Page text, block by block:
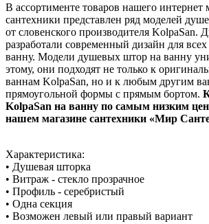
В ассортименте товаров нашего интернет
сантехники представлен ряд моделей
от словенского производителя KolpaSan.
разработали современный дизайн для
ванну. Модели душевых штор на ванну
этому, они подходят не только к
ваннам KolpaSan, но и к любым другим
прямоугольной формы с прямым бортом.
KolpaSan на ванну по самым низким
нашем магазине сантехники «Мир
Характеристика:
• Душевая шторка
• Витраж - стекло прозрачное
• Профиль - серебристый
• Одна секция
• Возможен левый или правый вариант